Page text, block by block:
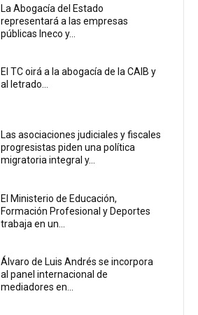
La Abogacía del Estado
representará a las empresas
públicas Ineco y...
El TC oirá a la abogacía de la CAIB y
al letrado...
Las asociaciones judiciales y fiscales
progresistas piden una política
migratoria integral y...
El Ministerio de Educación,
Formación Profesional y Deportes
trabaja en un...
Álvaro de Luis Andrés se incorpora
al panel internacional de
mediadores en...